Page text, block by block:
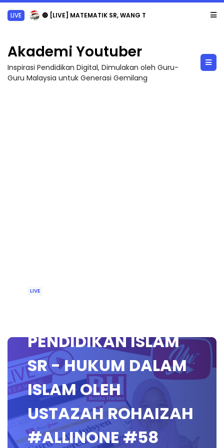
LIVE 🔴 [LIVE] MATEMATIK SR, WANG TAHUN 6 OLEH CIKGU ANITA #ALLINONE #141 #...
Akademi Youtuber
Inspirasi Pendidikan Digital, Dimulakan oleh Guru-
Guru Malaysia untuk Generasi Gemilang
LIVE
PENDIDIKAN ISLAM
SR - HUKUM DALAM
ISLAM OLEH
USTAZAH ROHAIZAH
#ALLINONE #58